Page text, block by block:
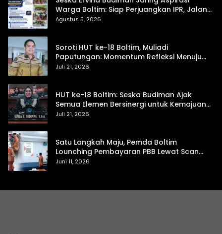
Warga Boltim: Siap Perjuangkan IPR, Jalan
Trans, hingga Pemasaran UMKM
Agustus 5, 2026
Soroti HUT ke-18 Boltim, Muliadi
Paputungan: Momentum Refleksi Menuju
Daerah Mandiri dan Berdaya Saing
Juli 21, 2026
HUT ke-18 Boltim: Seska Budiman Ajak
Semua Elemen Bersinergi untuk Kemajuan
Daerah
Juli 21, 2026
Satu Langkah Maju, Pemda Boltim
Lounching Pembayaran PBB Lewat Scan
Qris
Juni 11, 2026